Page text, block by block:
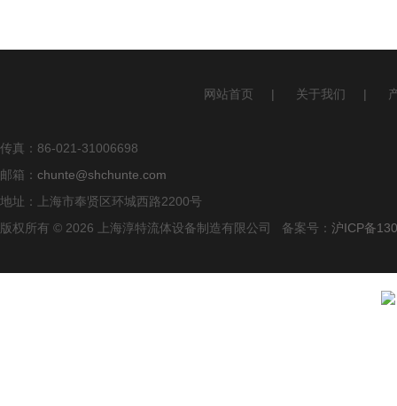
网站首页 | 关于我们 |
传真：86-021-31006698
邮箱： chunte@shchunte.com
地址：上海市奉贤区环城西路2200号
版权所有 © 2026 上海淳特流体设备制造有限公司 备案号： 沪ICP备